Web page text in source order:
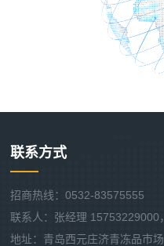
联系方式
招商热线：0532-83575555
联系人：张经理 15753229000
地址：青岛西元庄济青冻品市场